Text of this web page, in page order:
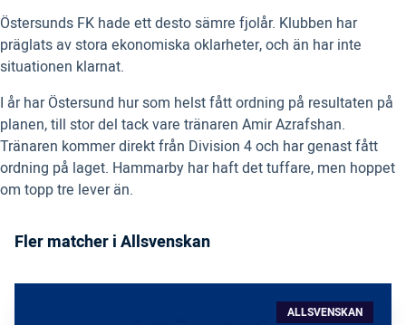
Östersunds FK hade ett desto sämre fjolår. Klubben har
präglats av stora ekonomiska oklarheter, och än har inte
situationen klarnat.
I år har Östersund hur som helst fått ordning på resultaten på
planen, till stor del tack vare tränaren Amir Azrafshan.
Tränaren kommer direkt från Division 4 och har genast fått
ordning på laget. Hammarby har haft det tuffare, men hoppet
om topp tre lever än.
Fler matcher i Allsvenskan
ALLSVENSKAN